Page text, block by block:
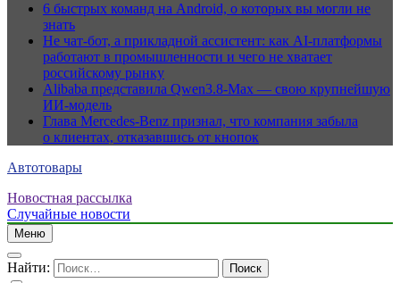
6 быстрых команд на Android, о которых вы могли не
знать
Не чат-бот, а прикладной ассистент: как AI-платформы
работают в промышленности и чего не хватает
российскому рынку
Alibaba представила Qwen3.8-Max — свою крупнейшую
ИИ-модель
Глава Mercedes-Benz признал, что компания забыла
о клиентах, отказавшись от кнопок
Автотовары
Новостная рассылка
Случайные новости
Меню
Найти: